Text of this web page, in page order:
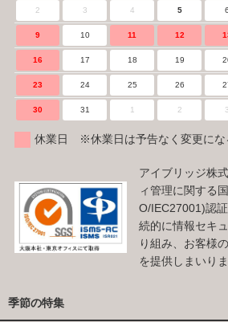
2 3 4 5 6
9 10 11 12
16 17 18 19
23 24 25 26
30 31 1 2 3
休業日 ※休業日は予告なく変更にな
アイブリッジ株
ィ管理に関する
O/IEC27001)認
続的に情報セキ
り組み、お客様
を提供しまいりま
季節の特集